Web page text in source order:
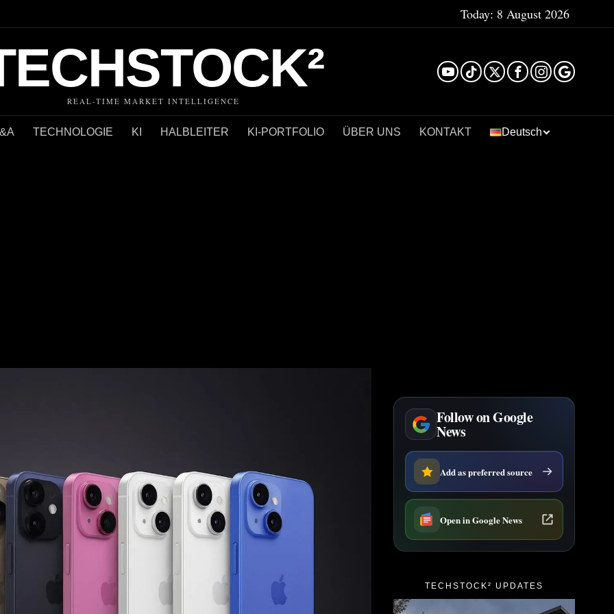
Today: 8 August 2026
REAL-TIME MARKET INTELLIGENCE
TECHNOLOGIE KI HALBLEITER KI-PORTFOLIO ÜBER UNS KONTAKT Deutsch
Follow on Google
News
Add as preferred source
Open in Google News
TECHSTOCK² UPDATES